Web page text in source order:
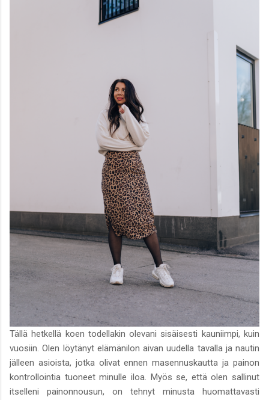
Tällä hetkellä koen todellakin olevani sisäisesti kauniimpi, kuin
vuosiin. Olen löytänyt elämänilon aivan uudella tavalla ja nautin
jälleen asioista, jotka olivat ennen masennuskautta ja painon
kontrollointia tuoneet minulle iloa. Myös se, että olen sallinut
itselleni painonnousun, on tehnyt minusta huomattavasti